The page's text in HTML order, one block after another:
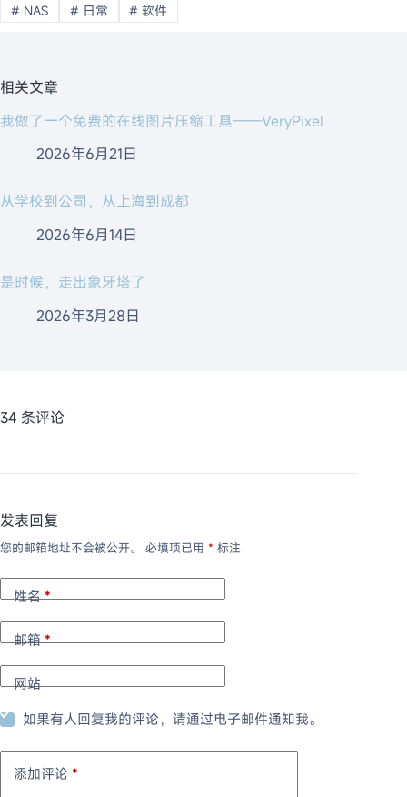
# NAS # 日常 # 软件
相关文章
我做了一个免费的在线图片压缩工具——VeryPixel
2026年6月21日
从学校到公司，从上海到成都
2026年6月14日
是时候，走出象牙塔了
2026年3月28日
34 条评论
发表回复
您的邮箱地址不会被公开。 必填项已用 * 标注
姓名*
邮箱*
网站
如果有人回复我的评论，请通过电子邮件通知我。
添加评论 *